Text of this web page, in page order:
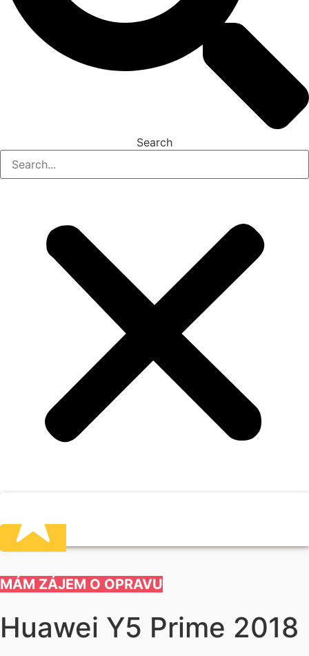
Search
MÁM ZÁJEM O OPRAVU
Huawei Y5 Prime 2018